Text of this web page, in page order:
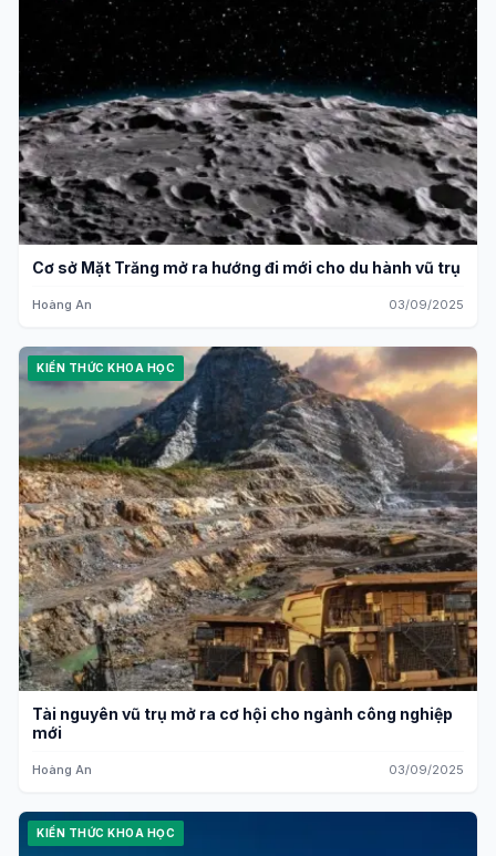
Cơ sở Mặt Trăng mở ra hướng đi mới cho du hành vũ trụ
Hoàng An 03/09/2025
KIẾN THỨC KHOA HỌC
Tài nguyên vũ trụ mở ra cơ hội cho ngành công nghiệp
mới
Hoàng An 03/09/2025
KIẾN THỨC KHOA HỌC